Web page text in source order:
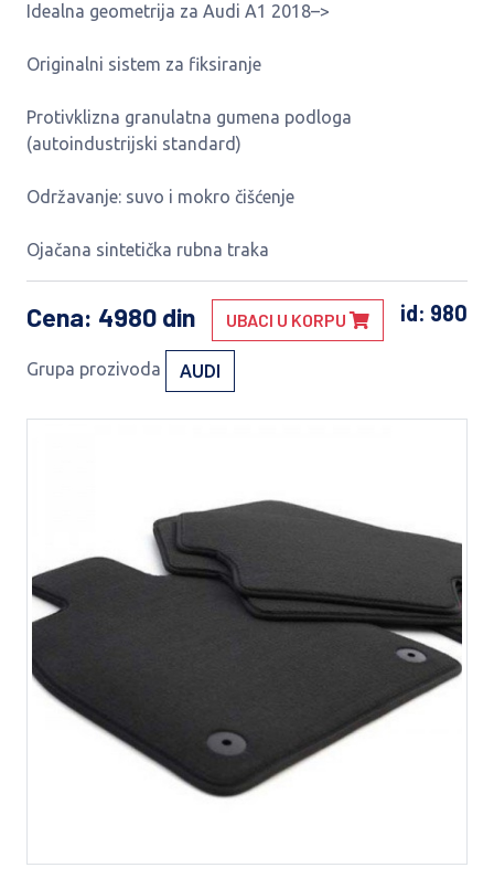
Idealna geometrija za Audi A1 2018–>
Originalni sistem za fiksiranje
Protivklizna granulatna gumena podloga
(autoindustrijski standard)
Održavanje: suvo i mokro čišćenje
Ojačana sintetička rubna traka
Cena: 4980 din id: 980
UBACI U KORPU
Grupa prozivoda AUDI